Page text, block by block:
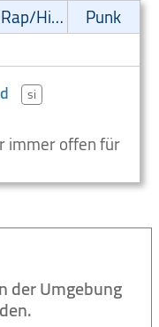
Rap/Hip-Hop/RnB
Punk
si
immer offen für
der Umgebung